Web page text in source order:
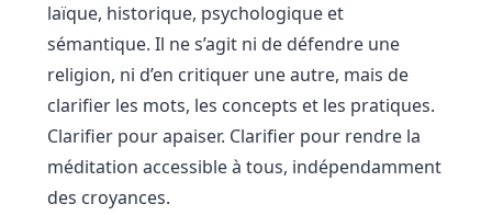
laïque, historique, psychologique et
sémantique. Il ne s’agit ni de défendre une
religion, ni d’en critiquer une autre, mais de
clarifier les mots, les concepts et les pratiques.
Clarifier pour apaiser. Clarifier pour rendre la
méditation accessible à tous, indépendamment
des croyances.